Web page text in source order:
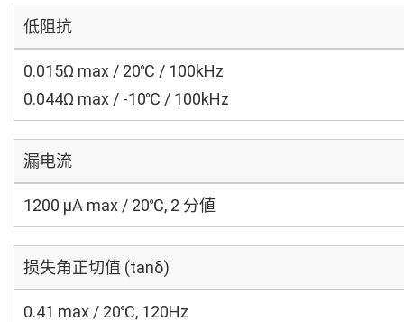
低阻抗
0.015Ω max / 20℃ / 100kHz
0.044Ω max / -10℃ / 100kHz
漏电流
1200 μA max / 20℃, 2 分値
损失角正切值 (tanδ)
0.41 max / 20℃, 120Hz